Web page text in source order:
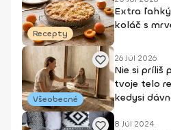
Recepty
Extra
koláč s
Všeobecné
26 Júl 2026
Nie si príliš
tvoje telo
kedysi
8 Júl 2024